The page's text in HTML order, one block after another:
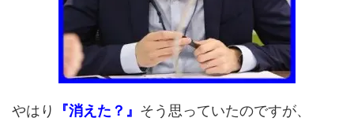
やはり 『消えた？』 そう思っていたのですが、